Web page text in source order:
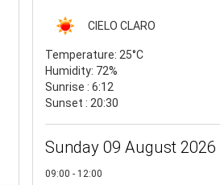
CIELO CLARO
Temperature: 25°C
Humidity: 72%
Sunrise : 6:12
Sunset : 20:30
Sunday 09 August 2026
09:00 - 12:00